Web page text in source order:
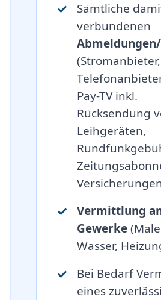
Sämtliche
verbundenen
(Stromanbieter,
Pay-TV inkl.
Rücksendung
Leihgeräten,
Vermittlung
Gewerke
Wasser,
Bei Bedarf
eines